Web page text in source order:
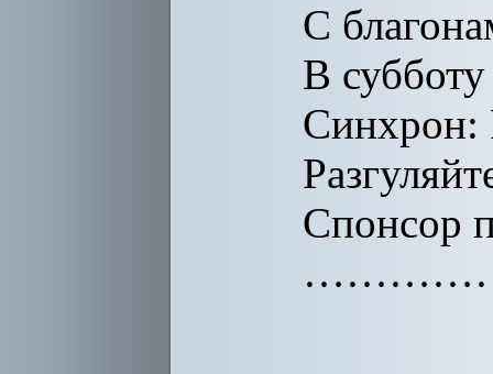
С
В
Синхрон:
Спонсор